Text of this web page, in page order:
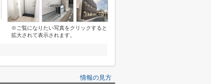
※ご覧になりたい写真をクリックすると
拡大されて表示されます。
情報の見方